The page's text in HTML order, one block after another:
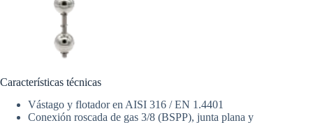
Características técnicas
Vástago y flotador en AISI 316 / EN 1.4401
Conexión roscada de gas 3/8 (BSPP), junta plana y